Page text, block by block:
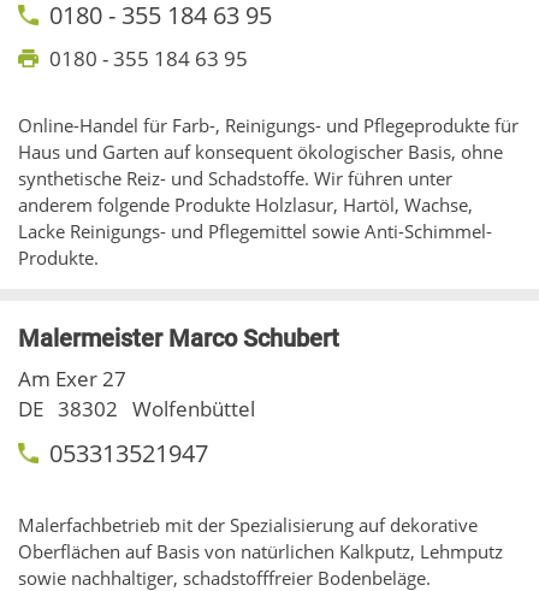
0180 - 355 184 63 95
0180 - 355 184 63 95
Online-Handel für Farb-, Reinigungs- und Pflegeprodukte für
Haus und Garten auf konsequent ökologischer Basis, ohne
synthetische Reiz- und Schadstoffe. Wir führen unter
anderem folgende Produkte Holzlasur, Hartöl, Wachse,
Lacke Reinigungs- und Pflegemittel sowie Anti-Schimmel-
Produkte.
Malermeister Marco Schubert
Am Exer 27
DE 38302 Wolfenbüttel
053313521947
Malerfachbetrieb mit der Spezialisierung auf dekorative
Oberflächen auf Basis von natürlichen Kalkputz, Lehmputz
sowie nachhaltiger, schadstofffreier Bodenbeläge.